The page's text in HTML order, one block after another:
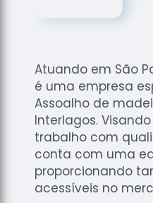
Raspagem
de Tacos
de
Madeiras
Raspagens
de Pisos
Tacos de
Madeiras
Atuando em São
é uma empresa
Assoalho de
Interlagos.
trabalho com
conta com uma
proporcionando
acessíveis no